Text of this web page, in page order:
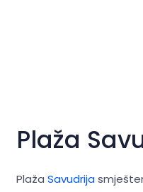
Plaža
Plaža Savudrija